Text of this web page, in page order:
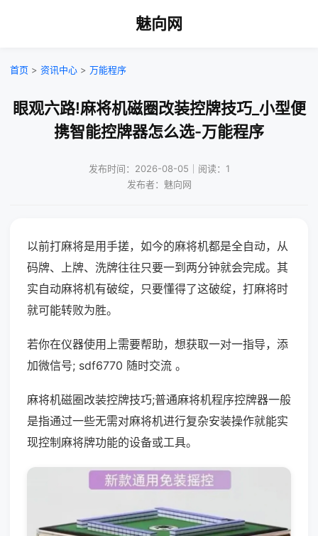
魅向网
首页 > 资讯中心 > 万能程序
眼观六路!麻将机磁圈改装控牌技巧_小型便
携智能控牌器怎么选-万能程序
发布时间：2026-08-05｜阅读：1
发布者：魅向网
以前打麻将是用手搓，如今的麻将机都是全自动，从
码牌、上牌、洗牌往往只要一到两分钟就会完成。其
实自动麻将机有破绽，只要懂得了这破绽，打麻将时
就可能转败为胜。
若你在仪器使用上需要帮助，想获取一对一指导，添
加微信号; sdf6770 随时交流 。
麻将机磁圈改装控牌技巧;普通麻将机程序控牌器一般
是指通过一些无需对麻将机进行复杂安装操作就能实
现控制麻将牌功能的设备或工具。